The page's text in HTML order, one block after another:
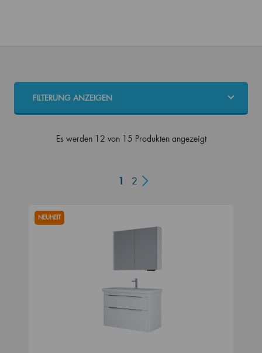
FILTERUNG ANZEIGEN
Es werden 12 von 15 Produkten angezeigt
1 2
NEUHEIT